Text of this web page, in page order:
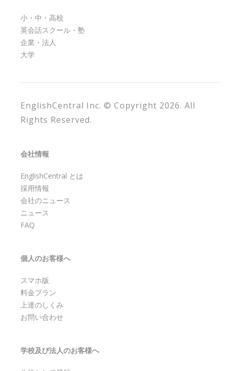
小・中・高校
英会話スクール・塾
企業・法人
大学
EnglishCentral Inc. © Copyright 2026. All
Rights Reserved.
会社情報
EnglishCentral とは
採用情報
会社のニュース
ニュース
FAQ
個人のお客様へ
スマホ版
料金プラン
上達のしくみ
お問い合わせ
学校及び法人のお客様へ